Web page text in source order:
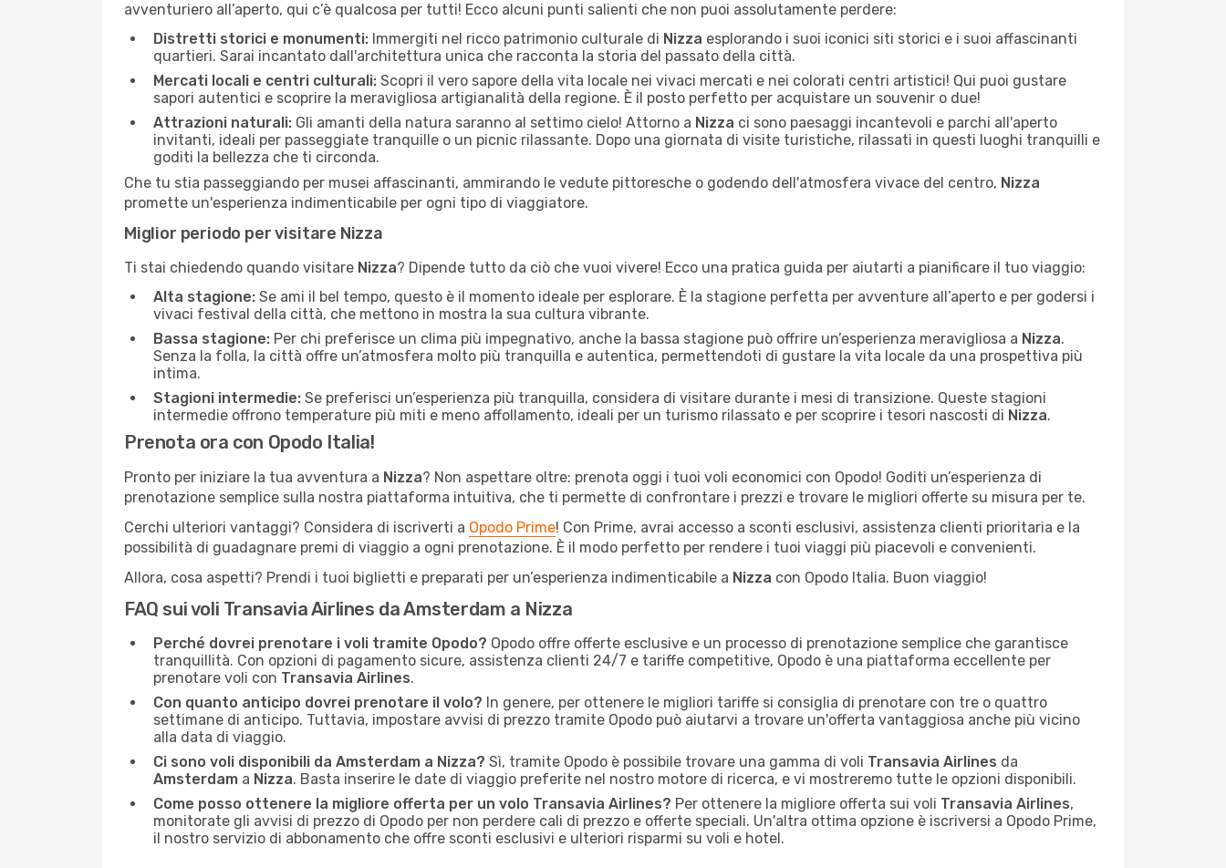
avventuriero all’aperto, qui c’è qualcosa per tutti! Ecco alcuni punti salienti che non puoi assolutamente perdere:
Distretti storici e monumenti: Immergiti nel ricco patrimonio culturale di Nizza esplorando i suoi iconici siti storici e i suoi affascinanti
quartieri. Sarai incantato dall'architettura unica che racconta la storia del passato della città.
Mercati locali e centri culturali: Scopri il vero sapore della vita locale nei vivaci mercati e nei colorati centri artistici! Qui puoi gustare
sapori autentici e scoprire la meravigliosa artigianalità della regione. È il posto perfetto per acquistare un souvenir o due!
Attrazioni naturali: Gli amanti della natura saranno al settimo cielo! Attorno a Nizza ci sono paesaggi incantevoli e parchi all'aperto
invitanti, ideali per passeggiate tranquille o un picnic rilassante. Dopo una giornata di visite turistiche, rilassati in questi luoghi tranquilli e
goditi la bellezza che ti circonda.
Che tu stia passeggiando per musei affascinanti, ammirando le vedute pittoresche o godendo dell'atmosfera vivace del centro, Nizza
promette un'esperienza indimenticabile per ogni tipo di viaggiatore.
Miglior periodo per visitare Nizza
Ti stai chiedendo quando visitare Nizza? Dipende tutto da ciò che vuoi vivere! Ecco una pratica guida per aiutarti a pianificare il tuo viaggio:
Alta stagione: Se ami il bel tempo, questo è il momento ideale per esplorare. È la stagione perfetta per avventure all’aperto e per godersi i
vivaci festival della città, che mettono in mostra la sua cultura vibrante.
Bassa stagione: Per chi preferisce un clima più impegnativo, anche la bassa stagione può offrire un’esperienza meravigliosa a Nizza.
Senza la folla, la città offre un’atmosfera molto più tranquilla e autentica, permettendoti di gustare la vita locale da una prospettiva più
intima.
Stagioni intermedie: Se preferisci un’esperienza più tranquilla, considera di visitare durante i mesi di transizione. Queste stagioni
intermedie offrono temperature più miti e meno affollamento, ideali per un turismo rilassato e per scoprire i tesori nascosti di Nizza.
Prenota ora con Opodo Italia!
Pronto per iniziare la tua avventura a Nizza? Non aspettare oltre: prenota oggi i tuoi voli economici con Opodo! Goditi un’esperienza di
prenotazione semplice sulla nostra piattaforma intuitiva, che ti permette di confrontare i prezzi e trovare le migliori offerte su misura per te.
Cerchi ulteriori vantaggi? Considera di iscriverti a Opodo Prime! Con Prime, avrai accesso a sconti esclusivi, assistenza clienti prioritaria e la
possibilità di guadagnare premi di viaggio a ogni prenotazione. È il modo perfetto per rendere i tuoi viaggi più piacevoli e convenienti.
Allora, cosa aspetti? Prendi i tuoi biglietti e preparati per un’esperienza indimenticabile a Nizza con Opodo Italia. Buon viaggio!
FAQ sui voli Transavia Airlines da Amsterdam a Nizza
Perché dovrei prenotare i voli tramite Opodo? Opodo offre offerte esclusive e un processo di prenotazione semplice che garantisce
tranquillità. Con opzioni di pagamento sicure, assistenza clienti 24/7 e tariffe competitive, Opodo è una piattaforma eccellente per
prenotare voli con Transavia Airlines.
Con quanto anticipo dovrei prenotare il volo? In genere, per ottenere le migliori tariffe si consiglia di prenotare con tre o quattro
settimane di anticipo. Tuttavia, impostare avvisi di prezzo tramite Opodo può aiutarvi a trovare un'offerta vantaggiosa anche più vicino
alla data di viaggio.
Ci sono voli disponibili da Amsterdam a Nizza? Sì, tramite Opodo è possibile trovare una gamma di voli Transavia Airlines da
Amsterdam a Nizza. Basta inserire le date di viaggio preferite nel nostro motore di ricerca, e vi mostreremo tutte le opzioni disponibili.
Come posso ottenere la migliore offerta per un volo Transavia Airlines? Per ottenere la migliore offerta sui voli Transavia Airlines,
monitorate gli avvisi di prezzo di Opodo per non perdere cali di prezzo e offerte speciali. Un'altra ottima opzione è iscriversi a Opodo Prime,
il nostro servizio di abbonamento che offre sconti esclusivi e ulteriori risparmi su voli e hotel.